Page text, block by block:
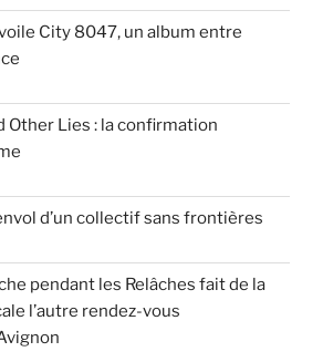
City 8047, un album entre
Other Lies : la confirmation
d’un collectif sans frontières
pendant les Relâches fait de la
l’autre rendez-vous